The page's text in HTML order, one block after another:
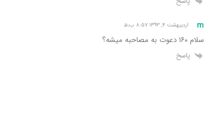
m اردیبهشت ۴, ۱۳۹۳ ۸:۵۷ ب٫ظ
سلام ۱۶۰ دعوت به مصاحبه میشه؟
پاسخ